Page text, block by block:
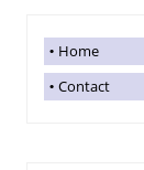
Home
Contact